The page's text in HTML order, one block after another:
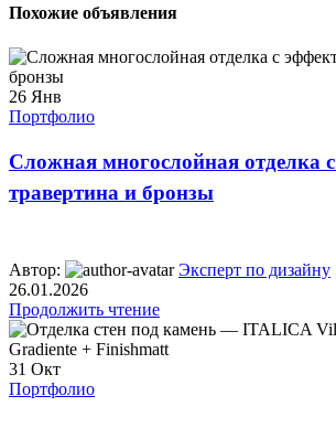
Похожие объявления
26 Янв
Портфолио
Сложная многослойная отделка
травертина и бронзы
Автор:
Эксперт по дизайну
26.01.2026
Продолжить чтение
31 Окт
Портфолио